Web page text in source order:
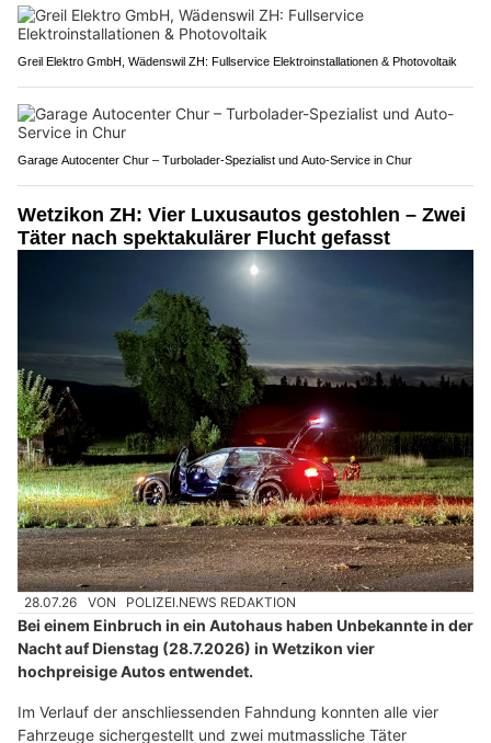
Greil Elektro GmbH, Wädenswil ZH: Fullservice Elektroinstallationen & Photovoltaik
Garage Autocenter Chur – Turbolader-Spezialist und Auto-Service in Chur
Wetzikon ZH: Vier Luxusautos gestohlen – Zwei
Täter nach spektakulärer Flucht gefasst
28.07.26 VON POLIZEI.NEWS REDAKTION
Bei einem Einbruch in ein Autohaus haben Unbekannte in der
Nacht auf Dienstag (28.7.2026) in Wetzikon vier
hochpreisige Autos entwendet.
Im Verlauf der anschliessenden Fahndung konnten alle vier
Fahrzeuge sichergestellt und zwei mutmassliche Täter